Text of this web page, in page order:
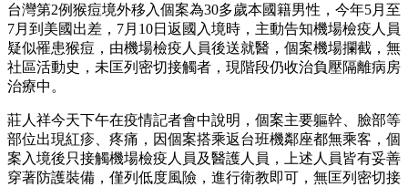
台灣第2例猴痘境外移入個案為30多歲本國籍男性，今年5月至
7月到美國出差，7月10日返國入境時，主動告知機場檢疫人員
疑似罹患猴痘，由機場檢疫人員後送就醫，個案機場攔截，無
社區活動史，未匡列密切接觸者，現階段仍收治負壓隔離病房
治療中。
莊人祥今天下午在疫情記者會中說明，個案主要軀幹、臉部等
部位出現紅疹、疼痛，因個案搭乘返台班機鄰座都無乘客，個
案入境後只接觸機場檢疫人員及醫護人員，上述人員皆有妥善
穿著防護裝備，僅列低度風險，進行衛教即可，無匡列密切接